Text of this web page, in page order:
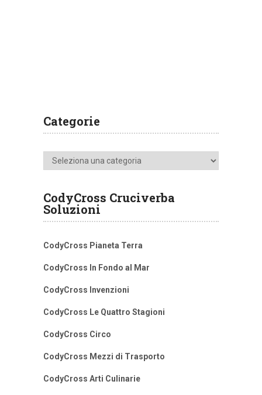
Categorie
Categorie
CodyCross Cruciverba
Soluzioni
CodyCross Pianeta Terra
CodyCross In Fondo al Mar
CodyCross Invenzioni
CodyCross Le Quattro Stagioni
CodyCross Circo
CodyCross Mezzi di Trasporto
CodyCross Arti Culinarie